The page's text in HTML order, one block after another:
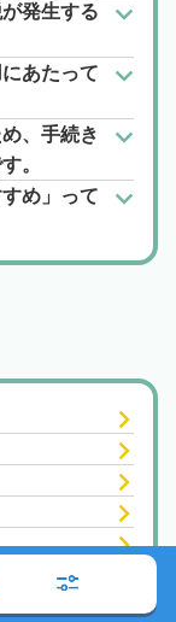
発生する
あたって
、手続き
。
め」って